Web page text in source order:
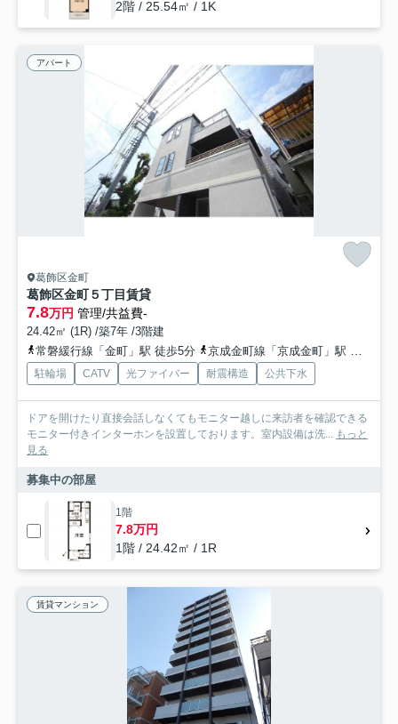
2階 / 25.54㎡ / 1K
アパート
葛飾区金町
葛飾区金町５丁目賃貸
7.8万円 管理/共益費-
24.42㎡ (1R) /築7年 /3階建
常磐緩行線「金町」駅 徒歩5分
京成金町線「京成金町」駅 徒歩4分
駐輪場 CATV 光ファイバー 耐震構造 公共下水
ドアを開けたり直接会話しなくてもモニター越しに来訪者を確認できる
モニター付きインターホンを設置しております。室内設備は洗... もっと
見る
募集中の部屋
1階
7.8万円
1階 / 24.42㎡ / 1R
賃貸マンション